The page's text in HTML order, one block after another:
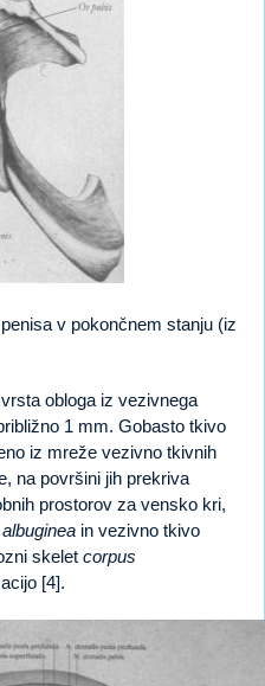
penisa v pokončnem stanju (iz
obloga iz vezivnega
1 mm. Gobasto tkivo
iz mreže vezivno tkivnih
na površini jih prekriva
prostorov za vensko kri,
in vezivno tkivo
skelet corpus
[4].